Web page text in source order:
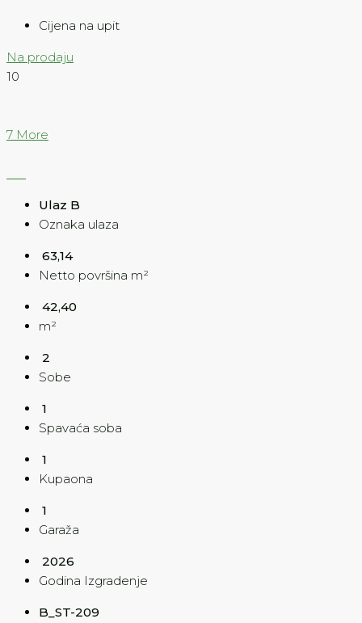
Cijena na upit
Na prodaju
10
7 More
Ulaz B
Oznaka ulaza
63,14
Netto površina m²
42,40
m²
2
Sobe
1
Spavaća soba
1
Kupaona
1
Garaža
2026
Godina Izgradenje
B_ST-209